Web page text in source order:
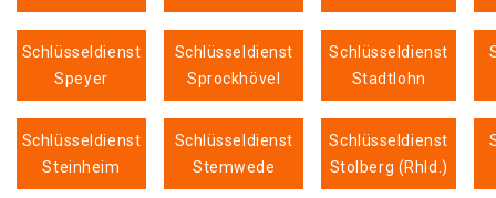
Schlüsseldienst
Speyer
Schlüsseldienst
Sprockhövel
Schlüsseldienst
Stadtlohn
Schlüsseldienst
Steinheim
Schlüsseldienst
Stemwede
Schlüsseldienst
Stolberg (Rhld.)